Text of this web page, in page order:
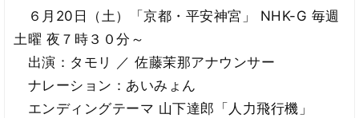
６月20日（土）「京都・平安神宮」 NHK-G 毎週
土曜 夜７時３０分～
出演：タモリ ／ 佐藤茉那アナウンサー
ナレーション：あいみょん
エンディングテーマ 山下達郎「人力飛行機」